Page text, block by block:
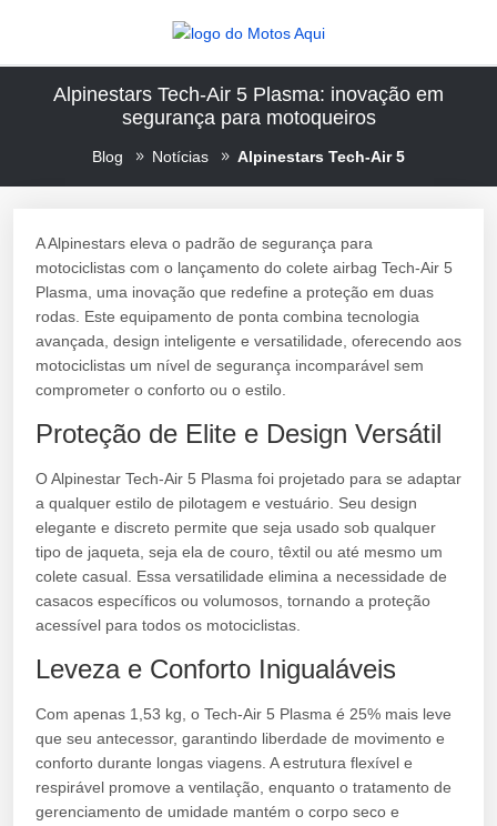
Alpinestars Tech-Air 5 Plasma: inovação em
segurança para motoqueiros
Blog Notícias Alpinestars Tech-Air 5
A Alpinestars eleva o padrão de segurança para
motociclistas com o lançamento do colete airbag Tech-Air 5
Plasma, uma inovação que redefine a proteção em duas
rodas. Este equipamento de ponta combina tecnologia
avançada, design inteligente e versatilidade, oferecendo aos
motociclistas um nível de segurança incomparável sem
comprometer o conforto ou o estilo.
Proteção de Elite e Design Versátil
O Alpinestar Tech-Air 5 Plasma foi projetado para se adaptar
a qualquer estilo de pilotagem e vestuário. Seu design
elegante e discreto permite que seja usado sob qualquer
tipo de jaqueta, seja ela de couro, têxtil ou até mesmo um
colete casual. Essa versatilidade elimina a necessidade de
casacos específicos ou volumosos, tornando a proteção
acessível para todos os motociclistas.
Leveza e Conforto Inigualáveis
Com apenas 1,53 kg, o Tech-Air 5 Plasma é 25% mais leve
que seu antecessor, garantindo liberdade de movimento e
conforto durante longas viagens. A estrutura flexível e
respirável promove a ventilação, enquanto o tratamento de
gerenciamento de umidade mantém o corpo seco e